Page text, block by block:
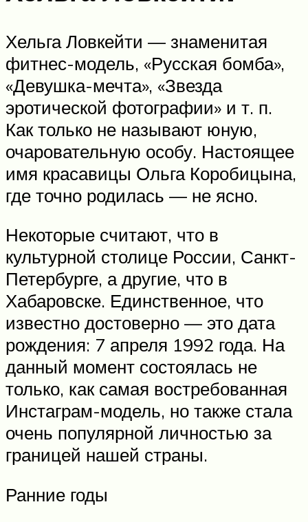
Хельга Ловкейти — знаменитая
фитнес-модель, «Русская бомба»,
«Девушка-мечта», «Звезда
эротической фотографии» и т. п.
Как только не называют юную,
очаровательную особу. Настоящее
имя красавицы Ольга Коробицына,
где точно родилась — не ясно.
Некоторые считают, что в
культурной столице России, Санкт-
Петербурге, а другие, что в
Хабаровске. Единственное, что
известно достоверно — это дата
рождения: 7 апреля 1992 года. На
данный момент состоялась не
только, как самая востребованная
Инстаграм-модель, но также стала
очень популярной личностью за
границей нашей страны.
Ранние годы